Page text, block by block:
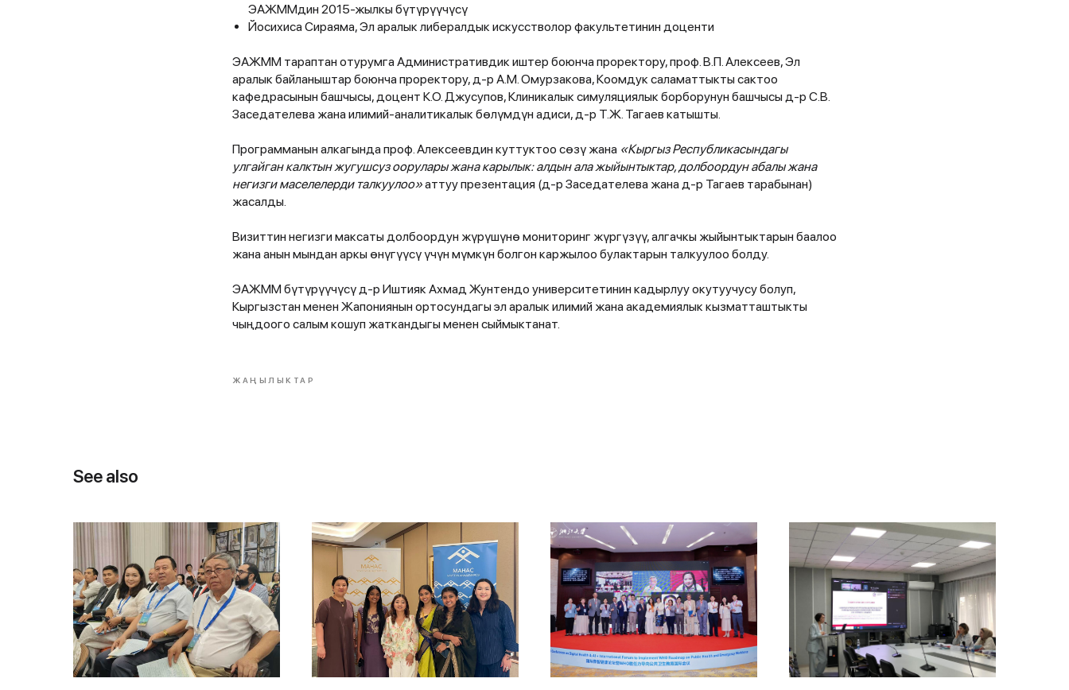
ЭАЖММдин 2015-жылкы бүтүрүүчүсү
Йосихиса Сираяма, Эл аралык либералдык искусстволор факультетинин доценти
ЭАЖММ тараптан отурумга Административдик иштер боюнча проректору, проф. В.П. Алексеев, Эл
аралык байланыштар боюнча проректору, д-р А.М. Омурзакова, Коомдук саламаттыкты сактоо
кафедрасынын башчысы, доцент К.О. Джусупов, Клиникалык симуляциялык борборунун башчысы д-р С.В.
Заседателева жана илимий-аналитикалык бөлүмдүн адиси, д-р Т.Ж. Тагаев катышты.
Программанын алкагында проф. Алексеевдин куттуктоо сөзү жана «Кыргыз Республикасындагы
улгайган калктын жугушсуз оорулары жана карылык: алдын ала жыйынтыктар, долбоордун абалы жана
негизги маселелерди талкуулоо»аттуу презентация (д-р Заседателева жана д-р Тагаев тарабынан)
жасалды.
Визиттин негизги максаты долбоордун жүрүшүнө мониторинг жүргүзүү, алгачкы жыйынтыктарын баалоо
жана анын мындан аркы өнүгүүсү үчүн мүмкүн болгон каржылоо булактарын талкуулоо болду.
ЭАЖММ бүтүрүүчүсү д-р Иштияк Ахмад Жунтендо университетинин кадырлуу окутуучусу болуп,
Кыргызстан менен Жапониянын ортосундагы эл аралык илимий жана академиялык кызматташтыкты
чыңдоого салым кошуп жаткандыгы менен сыймыктанат.
ЖАҢЫЛЫКТАР
See also